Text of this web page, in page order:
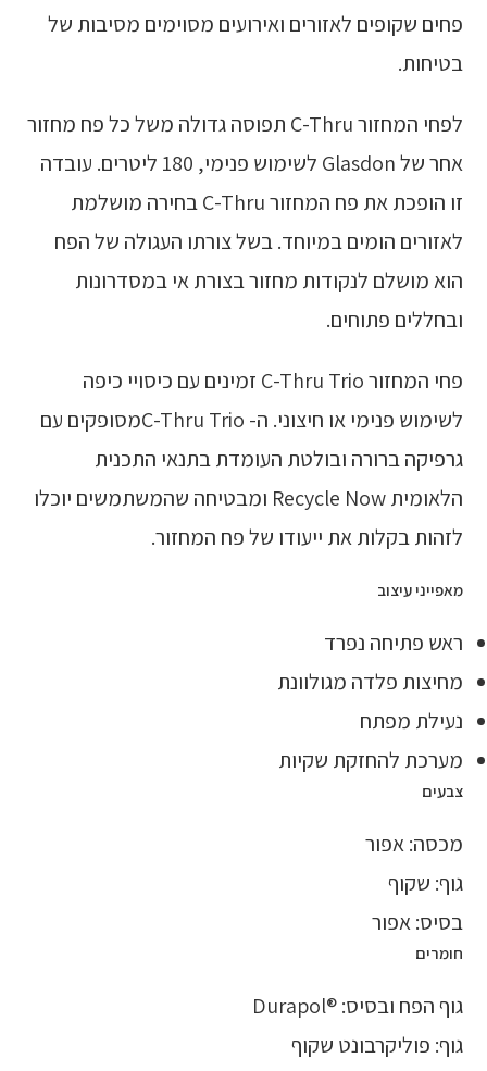
פחים שקופים לאזורים ואירועים מסוימים מסיבות של
בטיחות.
לפחי המחזור C-Thru תפוסה גדולה משל כל פח מחזור
אחר של Glasdon לשימוש פנימי, 180 ליטרים. עובדה
זו הופכת את פח המחזור C-Thru בחירה מושלמת
לאזורים הומים במיוחד. בשל צורתו העגולה של הפח
הוא מושלם לנקודות מחזור בצורת אי במסדרונות
ובחללים פתוחים.
פחי המחזור C-Thru Trio זמינים עם כיסויי כיפה
לשימוש פנימי או חיצוני. ה- C-Thru Trioמסופקים עם
גרפיקה ברורה ובולטת העומדת בתנאי התכנית
הלאומית Recycle Now ומבטיחה שהמשתמשים יוכלו
לזהות בקלות את ייעודו של פח המחזור.
מאפייני עיצוב
ראש פתיחה נפרד
מחיצות פלדה מגולוונת
נעילת מפתח
מערכת להחזקת שקיות
צבעים
מכסה: אפור
גוף: שקוף
בסיס: אפור
חומרים
גוף הפח ובסיס: ®Durapol
גוף: פוליקרבונט שקוף